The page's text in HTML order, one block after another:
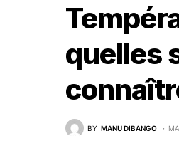
quelles
BY MANU DIBANGO